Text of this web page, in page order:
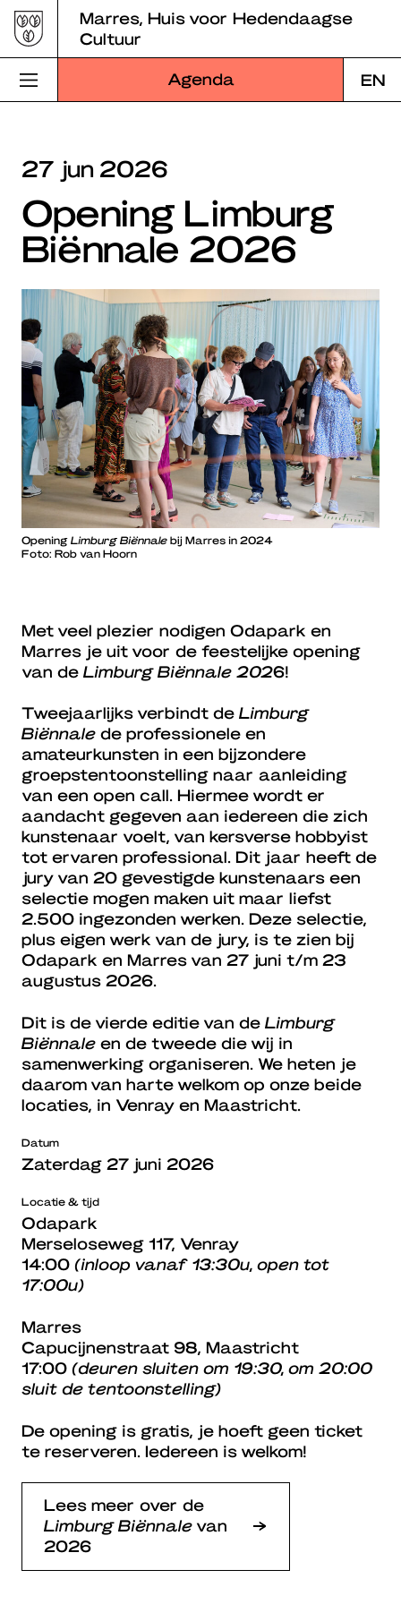
Skip
to
content
Marres, Huis voor Hedendaagse
Cultuur
Agenda EN
Programma
Educatie
Over Marres
Marres Kitchen
Shop
Zoek
27 jun 2026
Opening Limburg
Biënnale 2026
Opening Limburg Biënnale bij Marres in 2024
Foto: Rob van Hoorn
Met veel plezier nodigen Odapark en
Marres je uit voor de feestelijke opening
van de Limburg Biënnale 2026!
Tweejaarlijks verbindt de Limburg
Biënnale de professionele en
amateurkunsten in een bijzondere
groepstentoonstelling naar aanleiding
van een open call. Hiermee wordt er
aandacht gegeven aan iedereen die zich
kunstenaar voelt, van kersverse hobbyist
tot ervaren professional. Dit jaar heeft de
jury van 20 gevestigde kunstenaars een
selectie mogen maken uit maar liefst
2.500 ingezonden werken. Deze selectie,
plus eigen werk van de jury, is te zien bij
Odapark en Marres van 27 juni t/m 23
augustus 2026.
Dit is de vierde editie van de Limburg
Biënnale en de tweede die wij in
samenwerking organiseren. We heten je
daarom van harte welkom op onze beide
locaties, in Venray en Maastricht.
Datum
Zaterdag 27 juni 2026
Locatie & tijd
Odapark
Merseloseweg 117, Venray
14:00 (inloop vanaf 13:30u, open tot
17:00u)
Marres
Capucijnenstraat 98, Maastricht
17:00 (deuren sluiten om 19:30, om 20:00
sluit de tentoonstelling)
De opening is gratis, je hoeft geen ticket
te reserveren. Iedereen is welkom!
Lees meer over de
Limburg Biënnale van
2026